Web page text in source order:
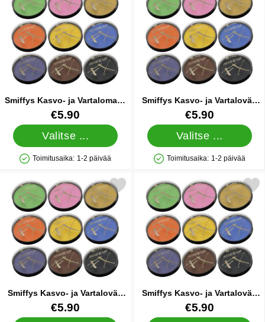
Smiffys Kasvo- ja Vartalomaali
FX
Tuote.nro 9399€5.90
Valitse ...
Saatavuus: Varastossa
Toimitusaika: 1-2 päivää
Smiffys Kasvo- ja Vartaloväri
FX Vihreä
Tuote.nro 9715€5.90
Valitse ...
Saatavuus: Varastossa
Toimitusaika: 1-2 päivää
Smiffys Kasvo- ja Vartaloväri
FX Vaaleanpunainen
Tuote.nro 9717€5.90
smiffys Kasvo- ja Vartaloväri FX Vaaleanpunainen suosikiksi
Smiffys Kasvo- ja Vartaloväri
FX Keltainen
Tuote.nro 9713€5.90
Merkitse smiffys Kasvo- ja